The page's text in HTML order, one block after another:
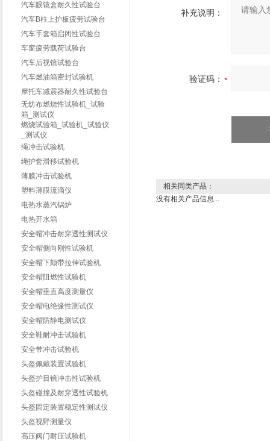
汽车眼镜盒耐久性试验台
汽车B柱上护板疲劳试验台
汽车手套箱启闭性试验台
车窗疲劳载荷试验台
汽车后视镜试验台
汽车燃油箱密封试验机
摩托车减震器耐久性试验台
无纺布燃烧性试验机_试验
箱_测试仪
燃烧试验箱_试验机_试验仪
_测试仪
绳冲击试验机
绳护套滑移试验机
薄膜冲击试验机
塑料薄膜流滴仪
电热水蒸汽锅炉
电热开水箱
安全帽冲击耐穿透性测试仪
安全帽侧向刚性试验机
安全帽下颏带拉伸试验机
安全帽阻燃性试验机
安全帽垂直高度测量仪
安全帽电绝缘性测试仪
安全帽防静电测试仪
安全鞋耐冲击试验机
安全带冲击试验机
头盔佩戴装置试验机
头盔护目镜冲击性试验机
头盔碰撞及耐穿透性试验机
头盔固定装置稳定性测试仪
头盔视野测量仪
高压阀门耐压试验机
补充说明：
验证码：
相关同类产品：
没有相关产品信息...